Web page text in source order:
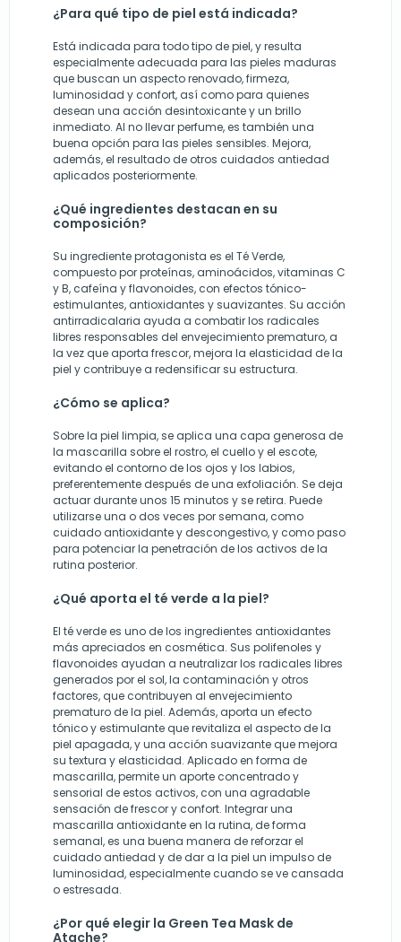
¿Para qué tipo de piel está indicada?
Está indicada para todo tipo de piel, y resulta
especialmente adecuada para las pieles maduras
que buscan un aspecto renovado, firmeza,
luminosidad y confort, así como para quienes
desean una acción desintoxicante y un brillo
inmediato. Al no llevar perfume, es también una
buena opción para las pieles sensibles. Mejora,
además, el resultado de otros cuidados antiedad
aplicados posteriormente.
¿Qué ingredientes destacan en su
composición?
Su ingrediente protagonista es el Té Verde,
compuesto por proteínas, aminoácidos, vitaminas C
y B, cafeína y flavonoides, con efectos tónico-
estimulantes, antioxidantes y suavizantes. Su acción
antirradicalaria ayuda a combatir los radicales
libres responsables del envejecimiento prematuro, a
la vez que aporta frescor, mejora la elasticidad de la
piel y contribuye a redensificar su estructura.
¿Cómo se aplica?
Sobre la piel limpia, se aplica una capa generosa de
la mascarilla sobre el rostro, el cuello y el escote,
evitando el contorno de los ojos y los labios,
preferentemente después de una exfoliación. Se deja
actuar durante unos 15 minutos y se retira. Puede
utilizarse una o dos veces por semana, como
cuidado antioxidante y descongestivo, y como paso
para potenciar la penetración de los activos de la
rutina posterior.
¿Qué aporta el té verde a la piel?
El té verde es uno de los ingredientes antioxidantes
más apreciados en cosmética. Sus polifenoles y
flavonoides ayudan a neutralizar los radicales libres
generados por el sol, la contaminación y otros
factores, que contribuyen al envejecimiento
prematuro de la piel. Además, aporta un efecto
tónico y estimulante que revitaliza el aspecto de la
piel apagada, y una acción suavizante que mejora
su textura y elasticidad. Aplicado en forma de
mascarilla, permite un aporte concentrado y
sensorial de estos activos, con una agradable
sensación de frescor y confort. Integrar una
mascarilla antioxidante en la rutina, de forma
semanal, es una buena manera de reforzar el
cuidado antiedad y de dar a la piel un impulso de
luminosidad, especialmente cuando se ve cansada
o estresada.
¿Por qué elegir la Green Tea Mask de
Atache?